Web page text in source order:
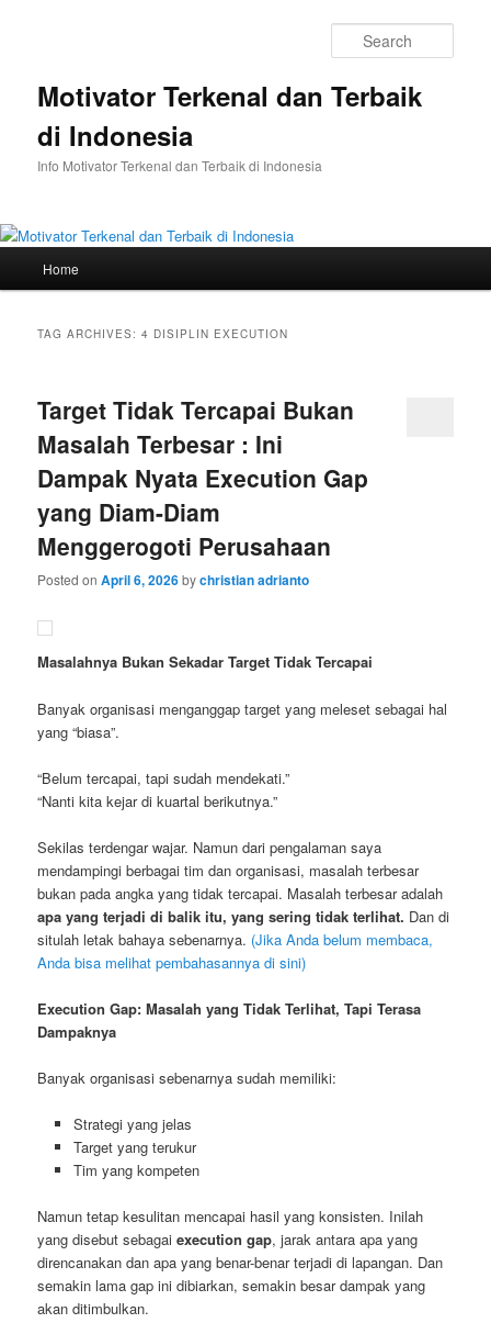
Motivator Terkenal dan Terbaik
di Indonesia
Info Motivator Terkenal dan Terbaik di Indonesia
Home
TAG ARCHIVES:4 DISIPLIN EXECUTION
Target Tidak Tercapai Bukan
Masalah Terbesar : Ini
Dampak Nyata Execution Gap
yang Diam-Diam
Menggerogoti Perusahaan
Posted onApril 6, 2026bychristian adrianto
Masalahnya Bukan Sekadar Target Tidak Tercapai
Banyak organisasi menganggap target yang meleset sebagai hal
yang “biasa”.
“Belum tercapai, tapi sudah mendekati.”
“Nanti kita kejar di kuartal berikutnya.”
Sekilas terdengar wajar. Namun dari pengalaman saya
mendampingi berbagai tim dan organisasi, masalah terbesar
bukan pada angka yang tidak tercapai. Masalah terbesar adalah
apa yang terjadi di balik itu, yang sering tidak terlihat. Dan di
situlah letak bahaya sebenarnya. (Jika Anda belum membaca,
Anda bisa melihat pembahasannya di sini)
Execution Gap: Masalah yang Tidak Terlihat, Tapi Terasa
Dampaknya
Banyak organisasi sebenarnya sudah memiliki:
Strategi yang jelas
Target yang terukur
Tim yang kompeten
Namun tetap kesulitan mencapai hasil yang konsisten. Inilah
yang disebut sebagaiexecution gap, jarak antara apa yang
direncanakan dan apa yang benar-benar terjadi di lapangan. Dan
semakin lama gap ini dibiarkan, semakin besar dampak yang
akan ditimbulkan.